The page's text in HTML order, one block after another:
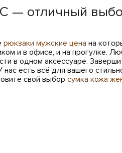
— отличный
рюкзаки мужские цена на
и в офисе, и на прогулке.
в одном аксессуаре.
нас есть всё для вашего
свой выбор сумка кожа